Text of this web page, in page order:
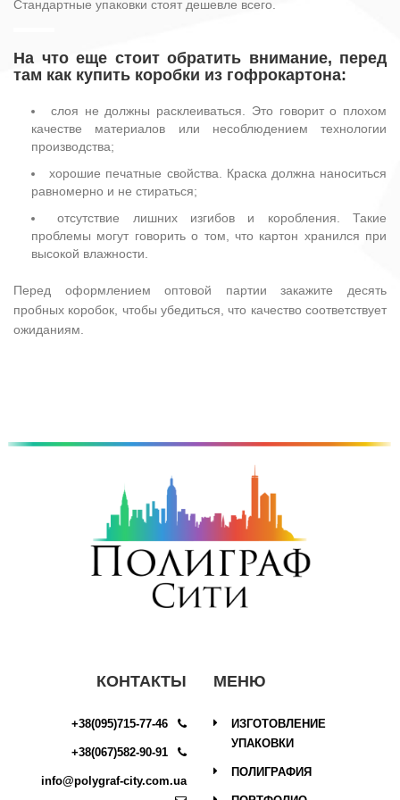
Стандартные упаковки стоят дешевле всего.
На что еще стоит обратить внимание, перед
там как купить коробки из гофрокартона:
слоя не должны расклеиваться. Это говорит о плохом
качестве материалов или несоблюдением технологии
производства;
хорошие печатные свойства. Краска должна наноситься
равномерно и не стираться;
отсутствие лишних изгибов и коробления. Такие
проблемы могут говорить о том, что картон хранился при
высокой влажности.
Перед оформлением оптовой партии закажите десять
пробных коробок, чтобы убедиться, что качество соответствует
ожиданиям.
КОНТАКТЫ
+38(095)715-77-46
+38(067)582-90-91
info@polygraf-city.com.ua
МЕНЮ
ИЗГОТОВЛЕНИЕ
УПАКОВКИ
ПОЛИГРАФИЯ